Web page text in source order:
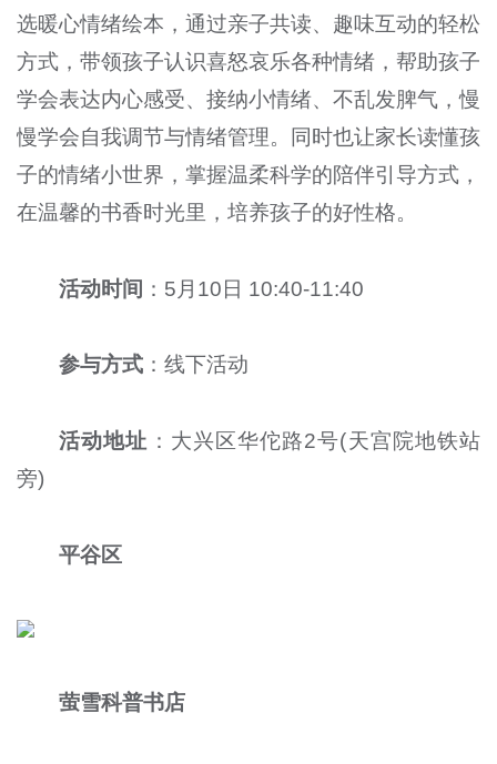
选暖心情绪绘本，通过亲子共读、趣味互动的轻松
方式，带领孩子认识喜怒哀乐各种情绪，帮助孩子
学会表达内心感受、接纳小情绪、不乱发脾气，慢
慢学会自我调节与情绪管理。同时也让家长读懂孩
子的情绪小世界，掌握温柔科学的陪伴引导方式，
在温馨的书香时光里，培养孩子的好性格。
活动时间 ：5月10日 10:40-11:40
参与方式 ：线下活动
活动地址 ：大兴区华佗路2号(天宫院地铁站
旁)
平谷区
萤雪科普书店